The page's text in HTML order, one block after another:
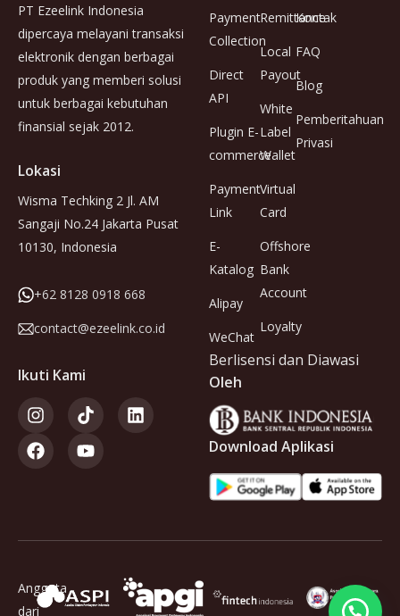
PT Ezeelink Indonesia
dipercaya melayani transaksi
elektronik dengan berbagai
produk yang memberi solusi
untuk berbagai kebutuhan
finansial sejak 2012.
Lokasi
Wisma Techking 2 Jl. AM
Sangaji No.24 Jakarta Pusat
10130, Indonesia
+62 8128 0918 668
contact@ezeelink.co.id
Ikuti Kami
Payment
Collection
Direct
API
Plugin E-
commerce
Payment
Link
E-
Katalog
Alipay
WeChat
Remittance
Local
Payout
White
Label
Wallet
Virtual
Card
Offshore
Bank
Account
Loyalty
Kontak
FAQ
Blog
Pemberitahuan
Privasi
Berlisensi dan Diawasi
Oleh
Download Aplikasi
Anggota
dari